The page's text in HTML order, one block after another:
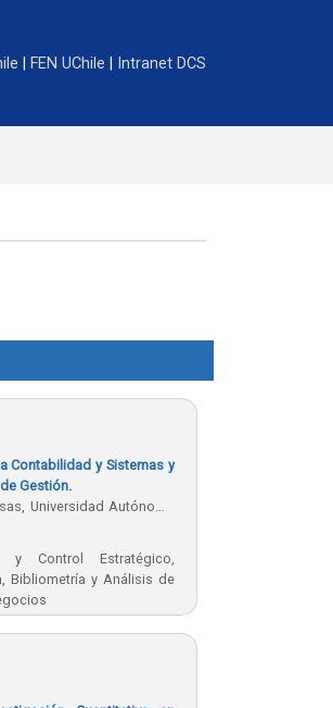
FEN UChile Intranet DCS
Contabilidad y Sistemas y
Gestión.
Universidad Autónoma
y Control Estratégico,
Bibliometría y Análisis de